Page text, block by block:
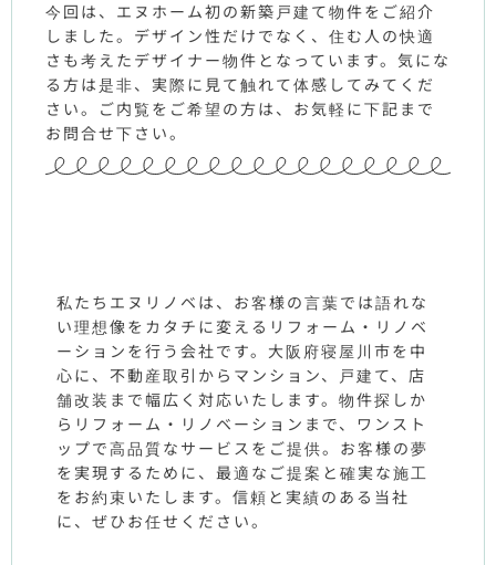
今回は、エヌホーム初の新築戸建て物件をご紹介
しました。デザイン性だけでなく、住む人の快適
さも考えたデザイナー物件となっています。気にな
る方は是非、実際に見て触れて体感してみてくだ
さい。ご内覧をご希望の方は、お気軽に下記まで
お問合せ下さい。
私たちエヌリノベは、お客様の言葉では語れな
い理想像をカタチに変えるリフォーム・リノベ
ーションを行う会社です。大阪府寝屋川市を中
心に、不動産取引からマンション、戸建て、店
舗改装まで幅広く対応いたします。物件探しか
らリフォーム・リノベーションまで、ワンスト
ップで高品質なサービスをご提供。お客様の夢
を実現するために、最適なご提案と確実な施工
をお約束いたします。信頼と実績のある当社
に、ぜひお任せください。